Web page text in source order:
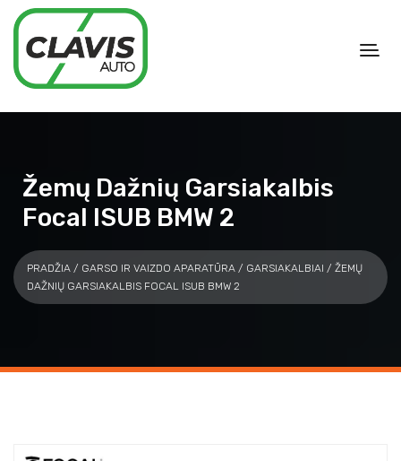
Žemų Dažnių Garsiakalbis
Focal ISUB BMW 2
PRADŽIA / GARSO IR VAIZDO APARATŪRA / GARSIAKALBIAI / ŽEMŲ
DAŽNIŲ GARSIAKALBIS FOCAL ISUB BMW 2